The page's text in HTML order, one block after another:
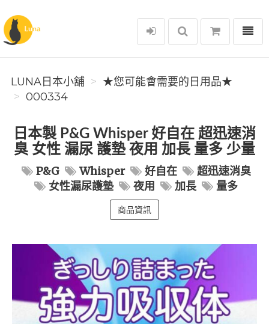
Luna日本小舖
選單
LUNA日本小舖
★您可能會需要的日用品★
000334
日本製 P&G Whisper 好自在 超迅速消
臭 女性 漏尿 護墊 夜用 加長 量多 少量
P&G Whisper 好自在
超迅速消臭
女性漏尿護墊
夜用 加長 量多
商品資訊